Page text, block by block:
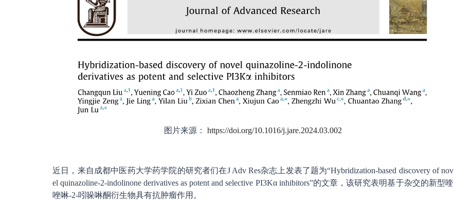
图片来源： https://doi.org/10.1016/j.jare.2024.03.002
近日，来自成都中医药大学药学院的研究者们在J Adv Res杂志上发表了题为“Hybridization-based discovery of nov
el quinazoline-2-indolinone derivatives as potent and selective PI3Kα inhibitors”的文章，该研究表明基于杂交的新型喹
唑啉-2-吲哚啉酮衍生物具有抗肿瘤作用。